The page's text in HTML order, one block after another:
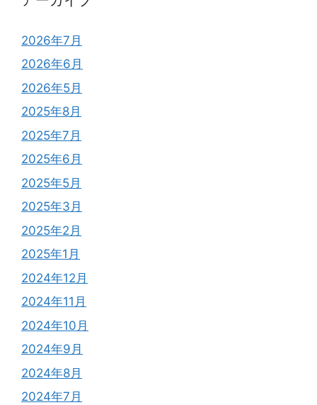
2026年7月
2026年6月
2026年5月
2025年8月
2025年7月
2025年6月
2025年5月
2025年3月
2025年2月
2025年1月
2024年12月
2024年11月
2024年10月
2024年9月
2024年8月
2024年7月